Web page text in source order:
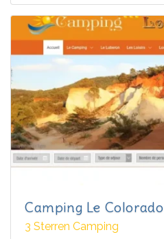
Camping Le Colorado
3 Sterren Camping